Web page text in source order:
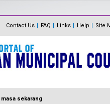
Contact Us
Directory
FAQ Links Help Site
sekarang
Panduan Eksa